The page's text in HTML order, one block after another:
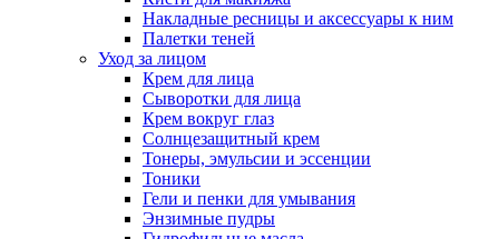
Накладные ресницы и аксессуары к ним
Палетки теней
Уход за лицом
Крем для лица
Сыворотки для лица
Крем вокруг глаз
Солнцезащитный крем
Тонеры, эмульсии и эссенции
Тоники
Гели и пенки для умывания
Энзимные пудры